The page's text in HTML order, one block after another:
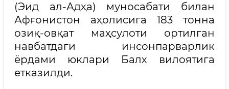
(Эид ал-Адҳа) муносабати билан
Афғонистон аҳолисига 183 тонна
озиқ-овқат маҳсулоти ортилган
навбатдаги инсонпарварлик
ёрдами юклари Балх вилоятига
етказилди.